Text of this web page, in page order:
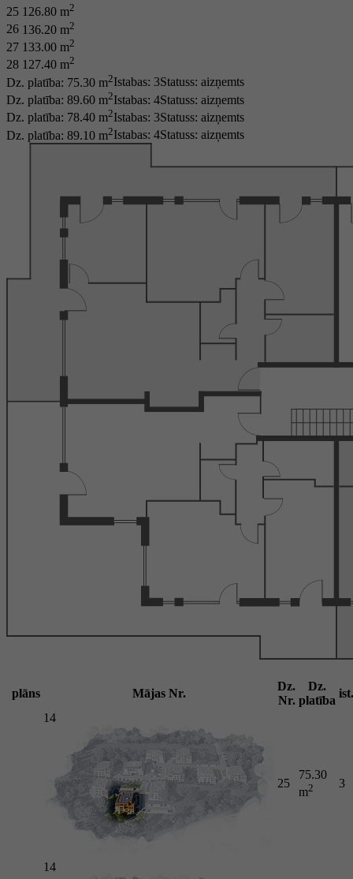
25 126.80 m2
26 136.20 m2
27 133.00 m2
28 127.40 m2
Dz. platība: 75.30 m2Istabas: 3Statuss: aizņemts
Dz. platība: 89.60 m2Istabas: 4Statuss: aizņemts
Dz. platība: 78.40 m2Istabas: 3Statuss: aizņemts
Dz. platība: 89.10 m2Istabas: 4Statuss: aizņemts
plāns Mājas Nr.
Dz.
Nr.
Dz.
platība
ist.
14
25
75.30
m2 3
14